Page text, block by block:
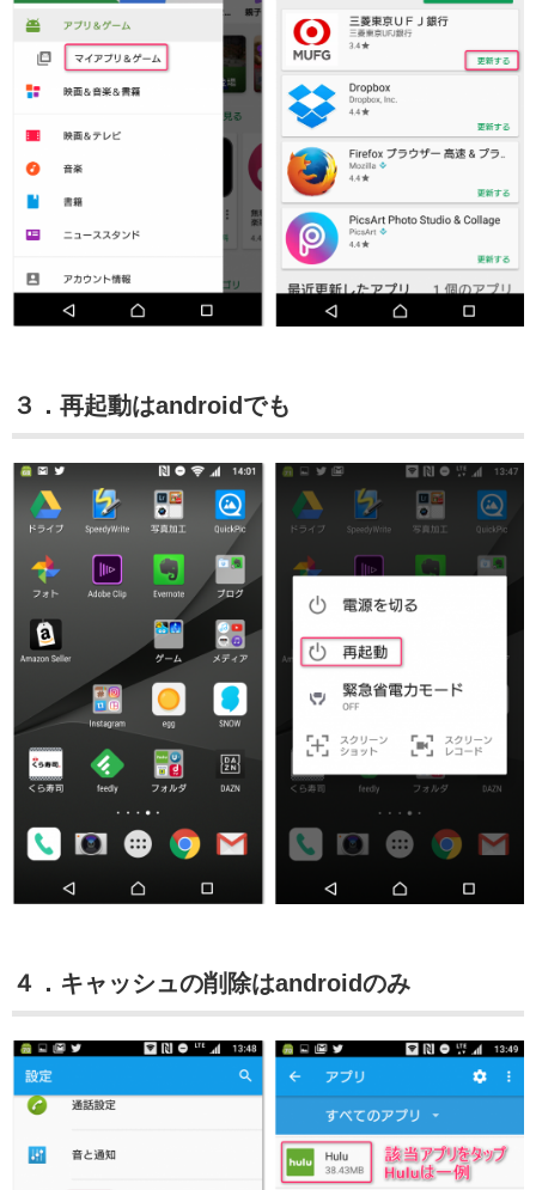
３．再起動はandroidでも
４．キャッシュの削除はandroidのみ